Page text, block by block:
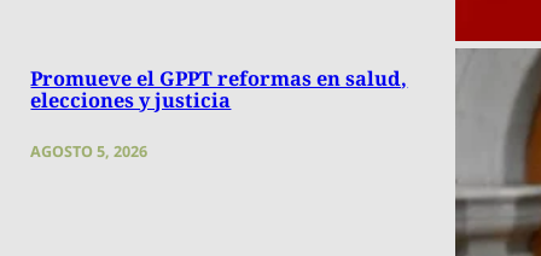
Promueve el GPPT reformas en salud,
elecciones y justicia
AGOSTO 5, 2026